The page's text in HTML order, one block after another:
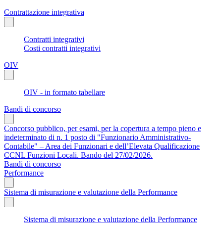
Contrattazione integrativa
Contratti integrativi
Costi contratti integrativi
OIV
OIV - in formato tabellare
Bandi di concorso
Concorso pubblico, per esami, per la copertura a tempo pieno e
indeterminato di n. 1 posto di "Funzionario Amministrativo-
Contabile" – Area dei Funzionari e dell’Elevata Qualificazione
CCNL Funzioni Locali. Bando del 27/02/2026.
Bandi di concorso
Performance
Sistema di misurazione e valutazione della Performance
Sistema di misurazione e valutazione della Performance